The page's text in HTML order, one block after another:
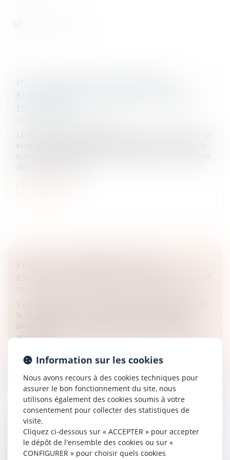
PSE : LA CONTESTATION DU MOTIF
ÉCONOMIQUE DE LA RUPTURE AMIABLE
EST LIMITÉE
Le plan de sauvegarde de l’emploi (PSE) comprend un
ensemble de mesures destinées à éviter ou limiter le
nombre de licenciements économiques. Par une série
d’arrêts, la Chambre...
FISCALITÉ : TRANSMETTRE SON
EXPLOITATION AGRICOLE À MOINDRE COÛT
Il est possible de minimiser les impacts fiscaux lors de
la transmission de son exploitation agricole, grâce à
plusieurs leviers qui nécessitent cependant d’être
anticipés...
Lire la suite
CALCUL DE LA PRESTATION
COMPENSATOIRE : QUELS CRITÈRES SONT
Information sur les cookies
Nous avons recours à des cookies techniques pour
assurer le bon fonctionnement du site, nous
utilisons également des cookies soumis à votre
consentement pour collecter des statistiques de
visite.
Cliquez ci-dessous sur « ACCEPTER » pour accepter
le dépôt de l'ensemble des cookies ou sur «
CONFIGURER » pour choisir quels cookies